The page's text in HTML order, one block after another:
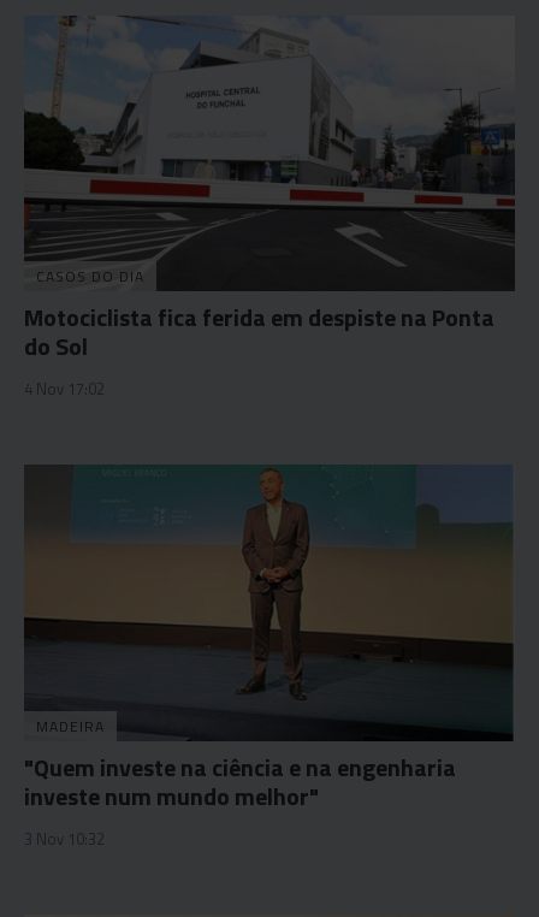
CASOS DO DIA
Motociclista fica ferida em despiste na Ponta
do Sol
4 Nov 17:02
MADEIRA
"Quem investe na ciência e na engenharia
investe num mundo melhor"
3 Nov 10:32